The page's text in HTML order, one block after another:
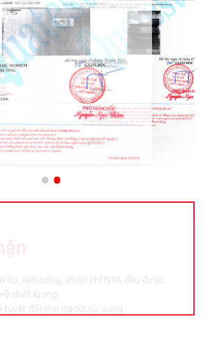
ốp, lam sóng, phào chỉ NTA đều được
chất lượng.
đối cho người sử dụng.